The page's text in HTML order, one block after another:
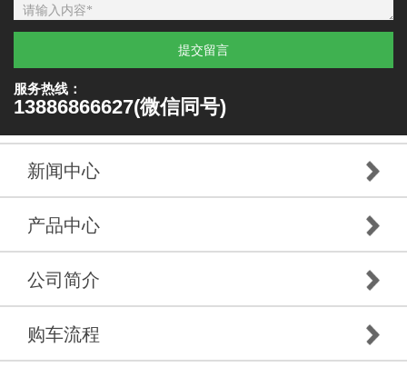
提交留言
服务热线：
13886866627(微信同号)
新闻中心
产品中心
公司简介
购车流程